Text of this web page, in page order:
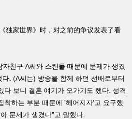
独家世界》时，对之前的争议发表了看
친구 A씨와 스캔들 때문에 문제가 생겼
. (A씨는) 방송을 함께 하던 선배로부터
다 보니 결혼 얘기가 오가기도 했다. 성격
착하는 부분 때문에 '헤어지자'고 요구했
문제가 생겼다"고 말했다.